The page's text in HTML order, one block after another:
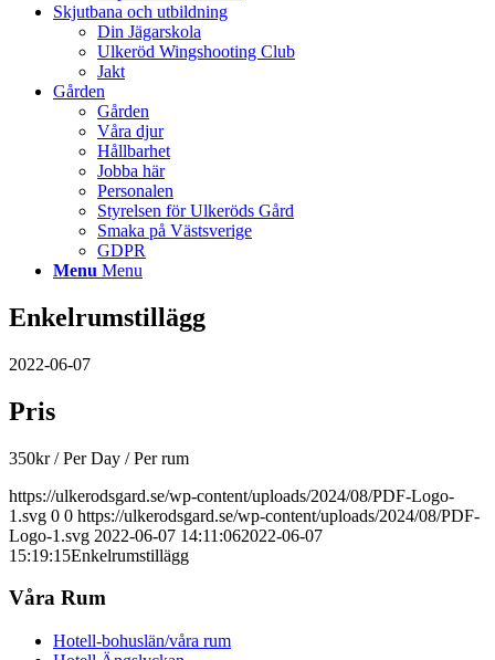
Skjutbana och utbildning
Din Jägarskola
Ulkeröd Wingshooting Club
Jakt
Gården
Gården
Våra djur
Hållbarhet
Jobba här
Personalen
Styrelsen för Ulkeröds Gård
Smaka på Västsverige
GDPR
Menu Menu
Enkelrumstillägg
2022-06-07
Pris
350kr/ Per Day / Per rum
https://ulkerodsgard.se/wp-content/uploads/2024/08/PDF-Logo-
1.svg 0 0 https://ulkerodsgard.se/wp-content/uploads/2024/08/PDF-
Logo-1.svg 2022-06-07 14:11:062022-06-07
15:19:15Enkelrumstillägg
Våra Rum
Hotell-bohuslän/våra rum